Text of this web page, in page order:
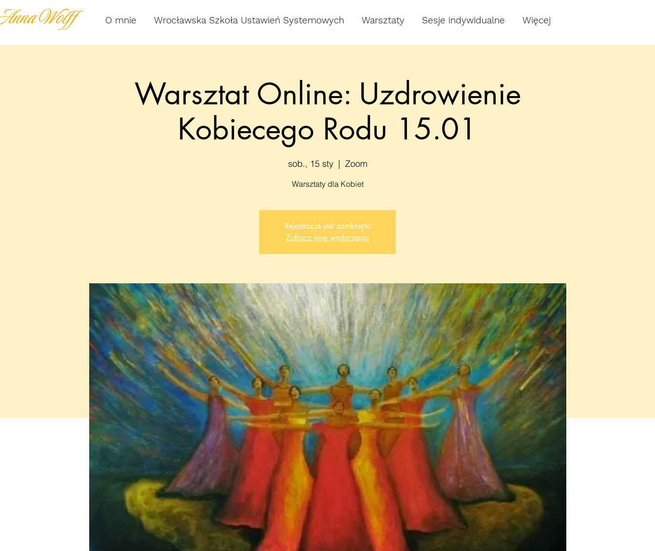
Wolff O mnie Wrocławska Szkoła Ustawień Systemowych Warsztaty Sesje indywidualne Więcej
Warsztat Online: Uzdrowienie
Kobiecego Rodu 15.01
sob., 15 sty
  |
Zoom
Warsztaty dla Kobiet
Rejestracja jest zamknięta
Zobacz inne wydarzenia